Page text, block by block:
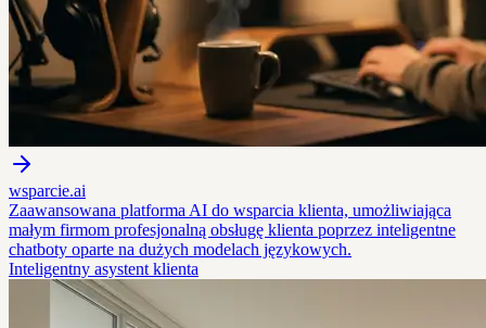
wsparcie.ai
Zaawansowana platforma AI do wsparcia klienta, umożliwiająca
małym firmom profesjonalną obsługę klienta poprzez inteligentne
chatboty oparte na dużych modelach językowych.
Inteligentny asystent klienta